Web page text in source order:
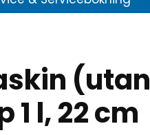
(utan
l, 22 cm